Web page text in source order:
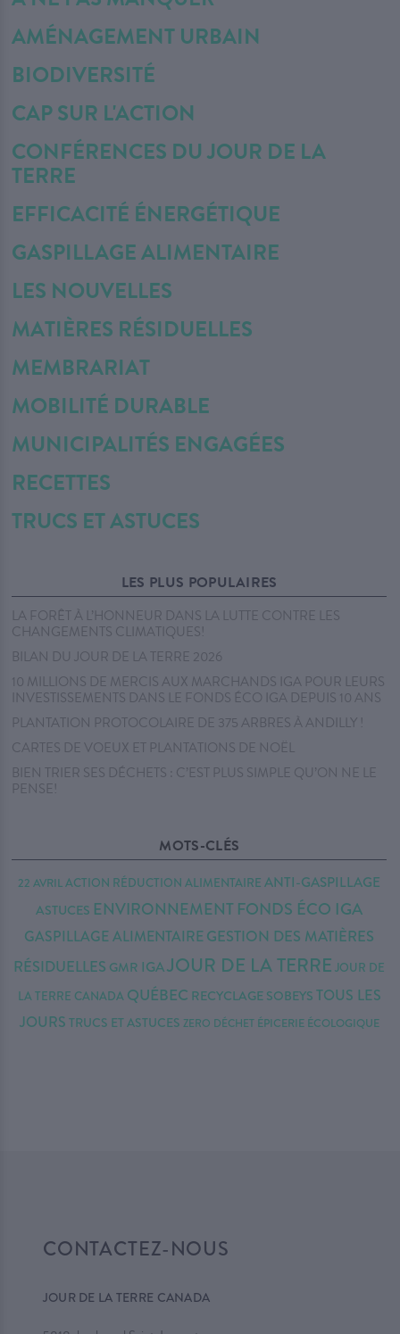
AMÉNAGEMENT URBAIN
BIODIVERSITÉ
CAP SUR L'ACTION
CONFÉRENCES DU JOUR DE LA
TERRE
EFFICACITÉ ÉNERGÉTIQUE
GASPILLAGE ALIMENTAIRE
LES NOUVELLES
MATIÈRES RÉSIDUELLES
MEMBRARIAT
MOBILITÉ DURABLE
MUNICIPALITÉS ENGAGÉES
RECETTES
TRUCS ET ASTUCES
LES PLUS POPULAIRES
LA FORÊT À L’HONNEUR DANS LA LUTTE CONTRE LES
CHANGEMENTS CLIMATIQUES!
BILAN DU JOUR DE LA TERRE 2026
10 MILLIONS DE MERCIS AUX MARCHANDS IGA POUR LEURS
INVESTISSEMENTS DANS LE FONDS ÉCO IGA DEPUIS 10 ANS
PLANTATION PROTOCOLAIRE DE 375 ARBRES À ANDILLY !
CARTES DE VOEUX ET PLANTATIONS DE NOËL
BIEN TRIER SES DÉCHETS : C’EST PLUS SIMPLE QU’ON NE LE
PENSE!
MOTS-CLÉS
22 AVRILACTION RÉDUCTION ALIMENTAIRE ANTI-GASPILLAGE
ASTUCES ENVIRONNEMENTFONDS ÉCO IGA
GASPILLAGE ALIMENTAIREGESTION DES MATIÈRES
RÉSIDUELLES GMR IGAJOUR DE LA TERRE JOUR DE
LA TERRE CANADA QUÉBEC RECYCLAGE SOBEYSTOUS LES
JOURS TRUCS ET ASTUCES ZERO DÉCHET ÉPICERIE ÉCOLOGIQUE
CONTACTEZ-NOUS
JOUR DE LA TERRE CANADA